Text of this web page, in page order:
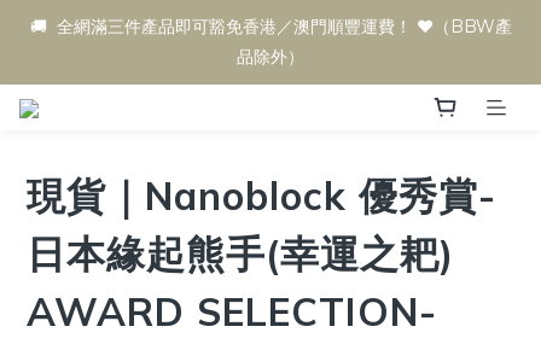
🚚  全網滿三件產品即可豁免香港／澳門順豐運費！ ♥️（BBW產
品除外）
現貨｜Nanoblock 優秀賞-
日本緣起熊手(幸運之耙)
AWARD SELECTION-